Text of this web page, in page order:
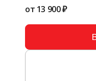
от 13 900 ₽